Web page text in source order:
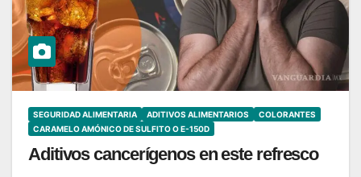
SEGURIDAD ALIMENTARIA ADITIVOS ALIMENTARIOS
COLORANTES
CARAMELO AMÓNICO DE SULFITO O E-150D
Aditivos cancerígenos en este refresco